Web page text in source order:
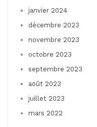
janvier 2024
décembre 2023
novembre 2023
octobre 2023
septembre 2023
août 2023
juillet 2023
mars 2022